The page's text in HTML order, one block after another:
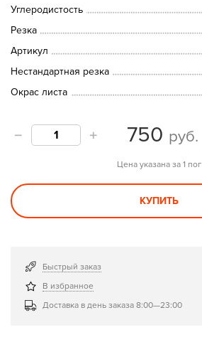
Углеродистость
Резка
Артикул
Нестандартная резка
Окрас листа
750 руб.
Цена указана за 1 пог
КУПИТЬ
Быстрый заказ
В избранное
Доставка в день заказа 8:00—23:00